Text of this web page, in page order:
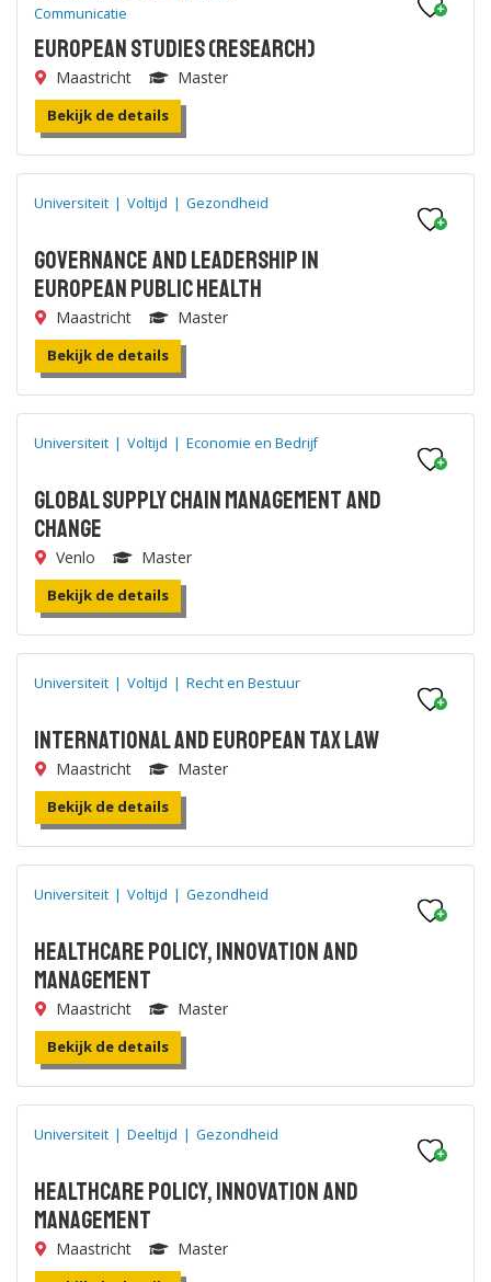
Communicatie
European Studies (research)
Maastricht Master
Bekijk de details
Universiteit | Voltijd | Gezondheid
Governance and Leadership in
European Public Health
Maastricht Master
Bekijk de details
Universiteit | Voltijd | Economie en Bedrijf
Global Supply Chain Management and
Change
Venlo Master
Bekijk de details
Universiteit | Voltijd | Recht en Bestuur
International and European Tax Law
Maastricht Master
Bekijk de details
Universiteit | Voltijd | Gezondheid
Healthcare Policy, Innovation and
Management
Maastricht Master
Bekijk de details
Universiteit | Deeltijd | Gezondheid
Healthcare Policy, Innovation and
Management
Maastricht Master